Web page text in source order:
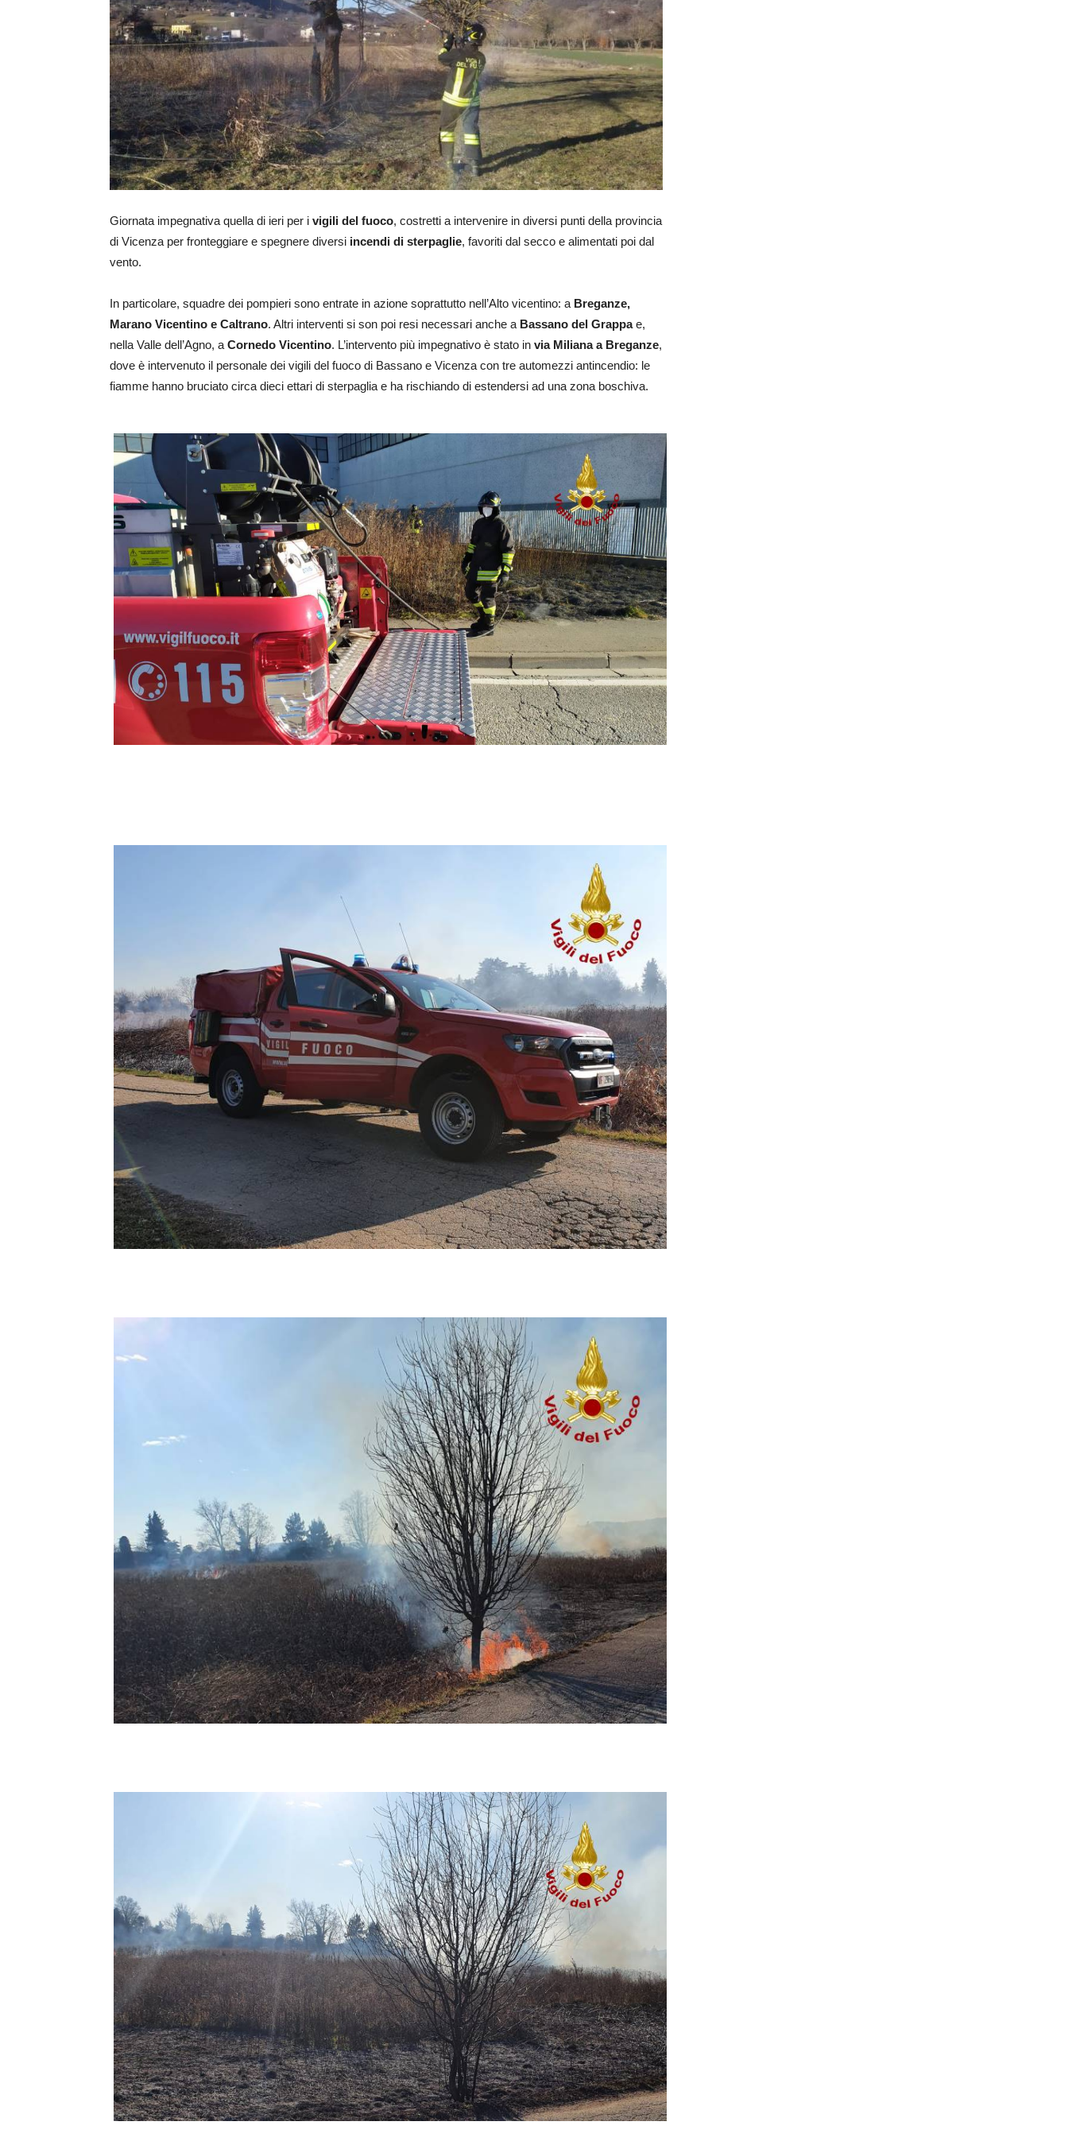
Giornata impegnativa quella di ieri per i vigili del fuoco, costretti a intervenire in diversi punti della provincia
di Vicenza per fronteggiare e spegnere diversi incendi di sterpaglie, favoriti dal secco e alimentati poi dal
vento.
In particolare, squadre dei pompieri sono entrate in azione soprattutto nell’Alto vicentino: a Breganze,
Marano Vicentino e Caltrano. Altri interventi si son poi resi necessari anche a Bassano del Grappae,
nella Valle dell’Agno, a Cornedo Vicentino. L’intervento più impegnativo è stato in via Miliana a Breganze,
dove è intervenuto il personale dei vigili del fuoco di Bassano e Vicenza con tre automezzi antincendio: le
fiamme hanno bruciato circa dieci ettari di sterpaglia e ha rischiando di estendersi ad una zona boschiva.